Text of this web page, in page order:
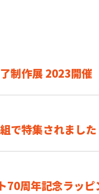
制作展 2023開催
で特集されました
70周年記念ラッ